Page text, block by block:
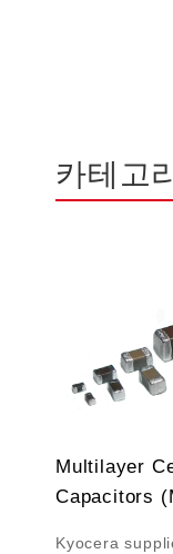
카테고
Multilayer
Capacitors
Kyocera